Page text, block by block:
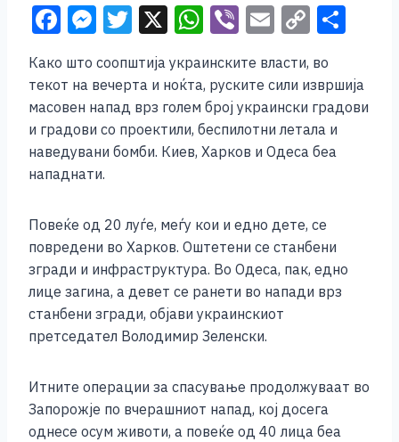
F
c
e
b
o
o
k
M
ss
e
n
g
er
T
wi
tt
er
X W
at
s
A
p
Vi
er
E
ai
l
C
p
y
Li
n
ar
e
Како што соопштија украинските власти, во
текот на вечерта и ноќта, руските сили извршија
масовен напад врз голем број украински градови
и градови со проектили, беспилотни летала и
наведувани бомби. Киев, Харков и Одеса беа
нападнати.
Повеќе од 20 луѓе, меѓу кои и едно дете, се
повредени во Харков. Оштетени се станбени
згради и инфраструктура. Во Одеса, пак, едно
лице загина, а девет се ранети во напади врз
станбени згради, објави украинскиот
претседател Володимир Зеленски.
Итните операции за спасување продолжуваат во
Запорожје по вчерашниот напад, кој досега
однесе осум животи, а повеќе од 40 лица беа